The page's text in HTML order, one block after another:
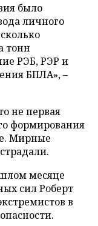
было
личного
тонн
РЭБ, РЭР и
БПЛА», –
не первая
формирования
Мирные
месяце
сил Роберт
в